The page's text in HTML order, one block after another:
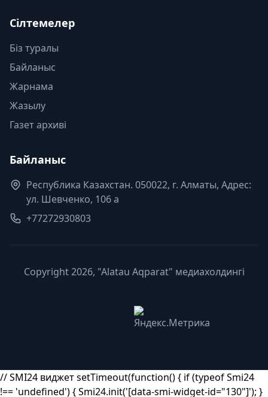
Сілтемелер
Біз туралы
Байланыс
Жарнама
Жазылу
Газет архиві
Байланыс
Республика Казахстан. 050022, г. Алматы, Адрес:
ул. Шевченко, 106 а
+77272930803
Copyright 2026, "Alatau Aqparat" медиахолдингі
// SMI24 виджет setTimeout(function() { if (typeof Smi24
!== 'undefined') { Smi24.init('[data-smi-widget-id="130"]'); }